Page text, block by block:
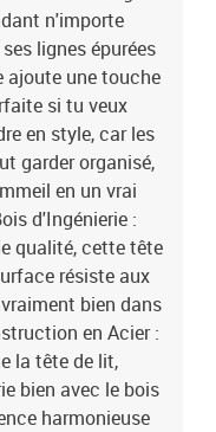
livres, décos ou
ta chambre encore
son look moderne, la
que
Sa forme élégante est
d'Entretien : La garder
avec un chiffon sec.
C’est une bonne
éviter tout
Bois
AcierDimensions
espace de
requis:
de rangementEAN:
n'importe
lignes épurées
ajoute une touche
si tu veux
en style, car les
garder organisé,
en un vrai
d'Ingénierie :
qualité, cette tête
résiste aux
bien dans
en Acier :
la tête de lit,
bien avec le bois
harmonieuse